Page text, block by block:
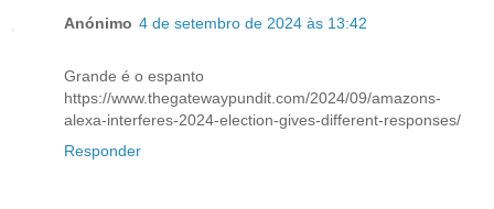
Anónimo 4 de setembro de 2024 às 13:42
Grande é o espanto
https://www.thegatewaypundit.com/2024/09/amazons-
alexa-interferes-2024-election-gives-different-responses/
Responder